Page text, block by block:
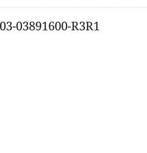
03891600-R3R1